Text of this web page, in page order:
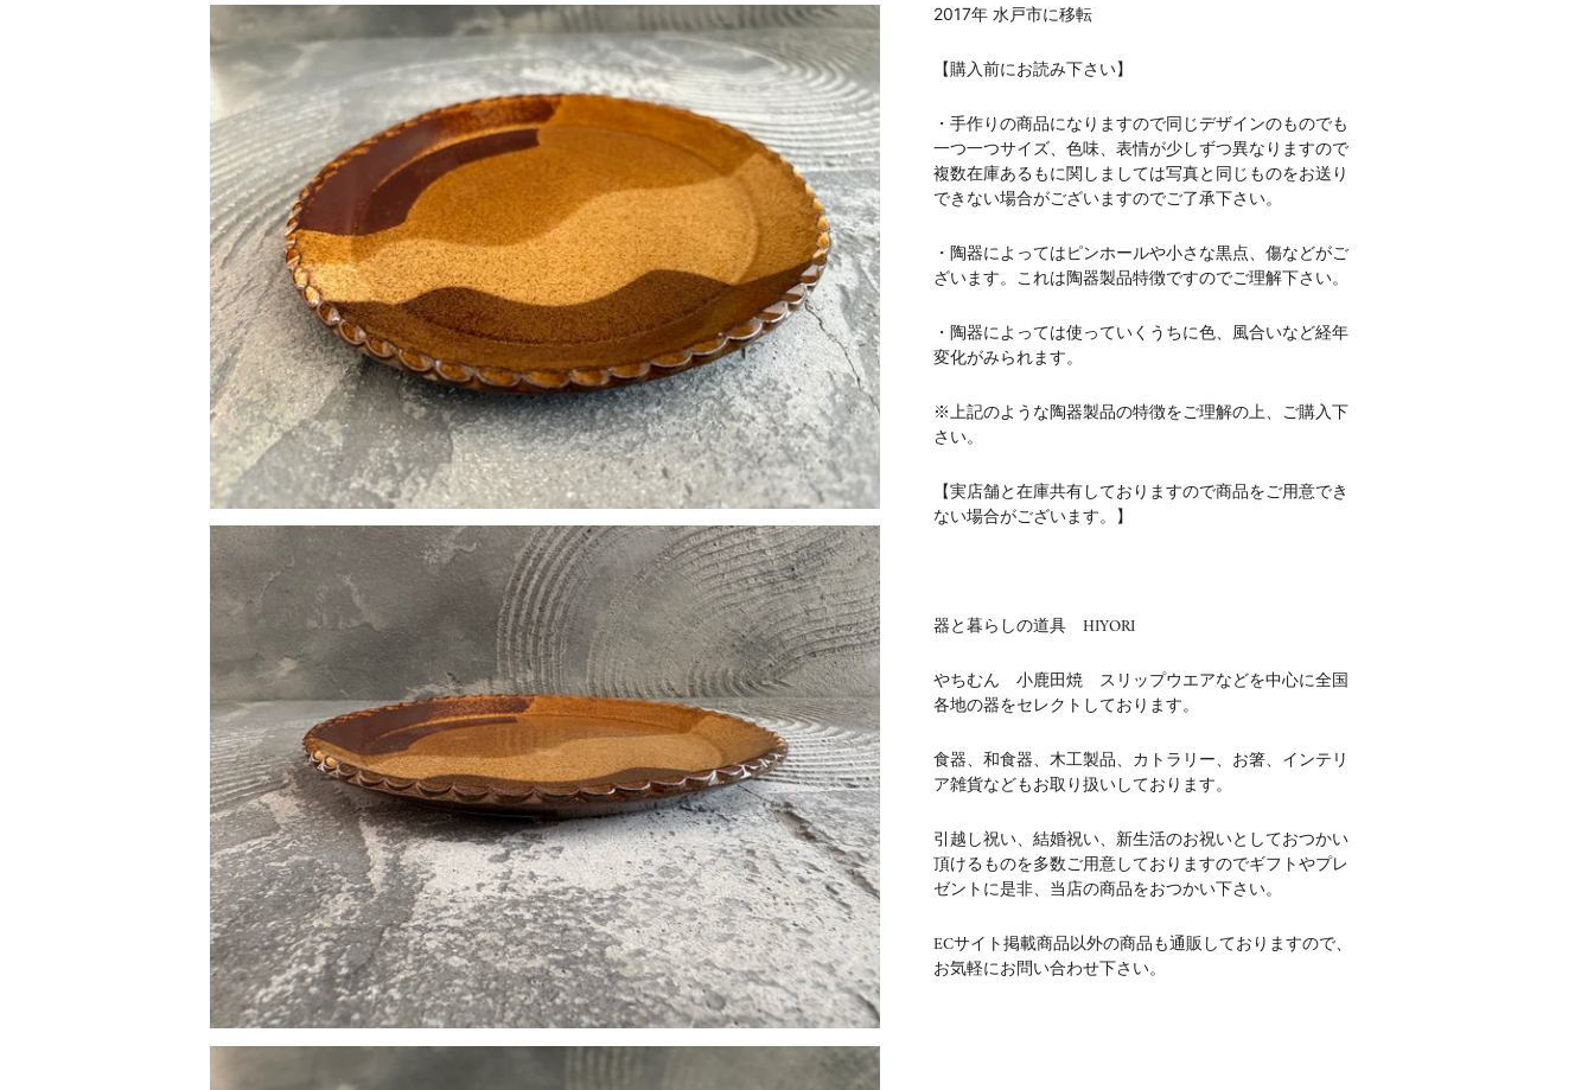
2017年 水戸市に移転
【購入前にお読み下さい】
・手作りの商品になりますので同じデザインのものでも
一つ一つサイズ、色味、表情が少しずつ異なりますので
複数在庫あるもに関しましては写真と同じものをお送り
できない場合がございますのでご了承下さい。
・陶器によってはピンホールや小さな黒点、傷などがご
ざいます。これは陶器製品特徴ですのでご理解下さい。
・陶器によっては使っていくうちに色、風合いなど経年
変化がみられます。
※上記のような陶器製品の特徴をご理解の上、ご購入下
さい。
【実店舗と在庫共有しておりますので商品をご用意でき
ない場合がございます。】
器と暮らしの道具 HIYORI
やちむん 小鹿田焼 スリップウエアなどを中心に全国
各地の器をセレクトしております。
食器、和食器、木工製品、カトラリー、お箸、インテリ
ア雑貨などもお取り扱いしております。
引越し祝い、結婚祝い、新生活のお祝いとしておつかい
頂けるものを多数ご用意しておりますのでギフトやプレ
ゼントに是非、当店の商品をおつかい下さい。
ECサイト掲載商品以外の商品も通販しておりますので、
お気軽にお問い合わせ下さい。